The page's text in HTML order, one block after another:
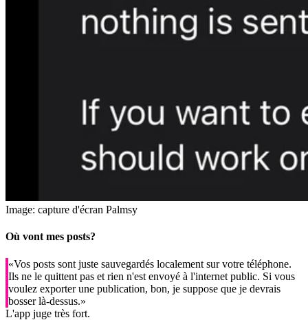
Image: capture d'écran Palmsy
Où vont mes posts?
«Vos posts sont juste sauvegardés localement sur votre téléphone.
Ils ne le quittent pas et rien n'est envoyé à l'internet public. Si vous
voulez exporter une publication, bon, je suppose que je devrais
bosser là-dessus.»
L'app juge très fort.